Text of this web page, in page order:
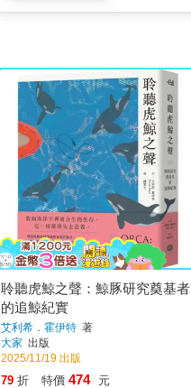
聆聽虎鯨之聲：鯨豚研究奠基者
的追鯨紀實
艾利希．霍伊特 著
大家 出版
2025/11/19 出版
79 折 特價 474 元